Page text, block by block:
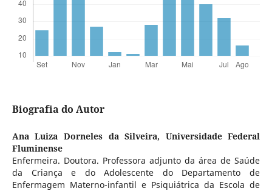
Biografia do Autor
Ana Luiza Dorneles da Silveira, Universidade Federal
Fluminense
Enfermeira. Doutora. Professora adjunto da área de Saúde
da Criança e do Adolescente do Departamento de
Enfermagem Materno-infantil e Psiquiátrica da Escola de